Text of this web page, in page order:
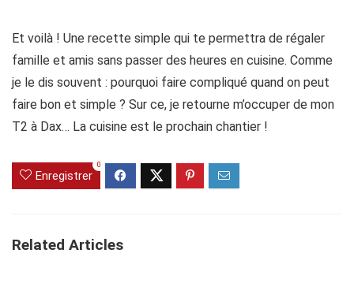
Et voilà ! Une recette simple qui te permettra de régaler
famille et amis sans passer des heures en cuisine. Comme
je le dis souvent : pourquoi faire compliqué quand on peut
faire bon et simple ? Sur ce, je retourne m’occuper de mon
T2 à Dax… La cuisine est le prochain chantier !
Enregistrer
0
Related Articles